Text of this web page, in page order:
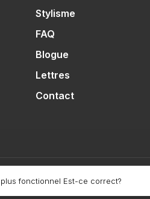
Stylisme
FAQ
Blogue
Lettres
Contact
fonctionnel Est-ce correct?